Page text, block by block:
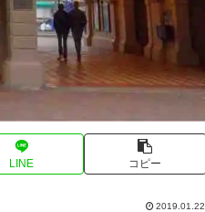
LINE コピー
2019.01.22